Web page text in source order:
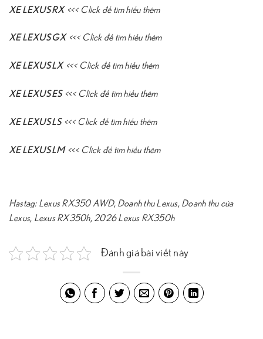
XE LEXUS RX <<< Click để tìm hiểu thêm
XE LEXUS GX <<< Click để tìm hiểu thêm
XE LEXUS LX <<< Click để tìm hiểu thêm
XE LEXUS ES <<< Click để tìm hiểu thêm
XE LEXUS LS <<< Click để tìm hiểu thêm
XE LEXUS LM <<< Click để tìm hiểu thêm
Hastag: Lexus RX350 AWD, Doanh thu Lexus, Doanh thu của
Lexus, Lexus RX350h, 2026 Lexus RX350h
Đánh giá bài viết này